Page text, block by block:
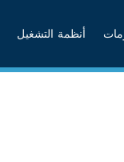
أنظمة التشغيل